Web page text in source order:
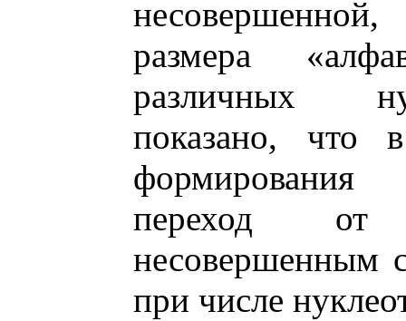
размера
различных
показано, что
формирования
переход
несовершенным
при числе